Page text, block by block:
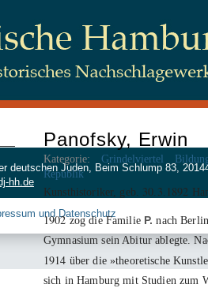
Panofsky, Erwin
Kategorie: Grindelviertel
Republik
Kunsthistoriker, geb. 30 3 1892
1902zog die Familie P. nach
Gymnasium sein Abitur ablegte.
1914 über die »theoretische
sich in Hamburg mit Studien zum
deutschen Juden, Beim Schlump 83,
hh.de
und Datenschutz